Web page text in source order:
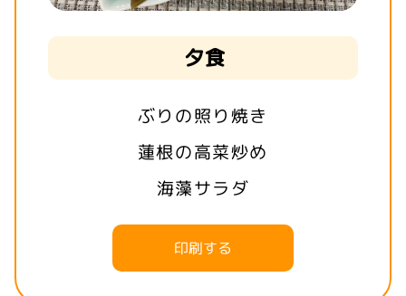
夕食
ぶりの照り焼き
蓮根の高菜炒め
海藻サラダ
印刷する